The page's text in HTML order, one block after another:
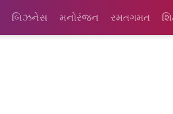
બિઝનેસ મનોરંજન રમતગમત